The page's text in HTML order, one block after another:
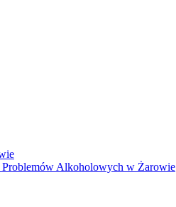
Problemów Alkoholowych w Żarowie